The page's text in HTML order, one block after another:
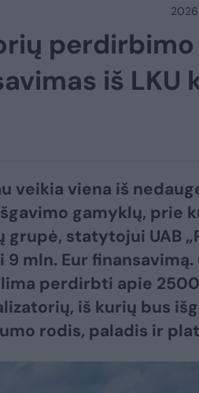
perdirbimo
iš LKU
veikia viena iš
gamyklų, prie
grupė, statytojui UAB
mln. Eur
perdirbti apie
iš kurių bus
rodis, paladis ir